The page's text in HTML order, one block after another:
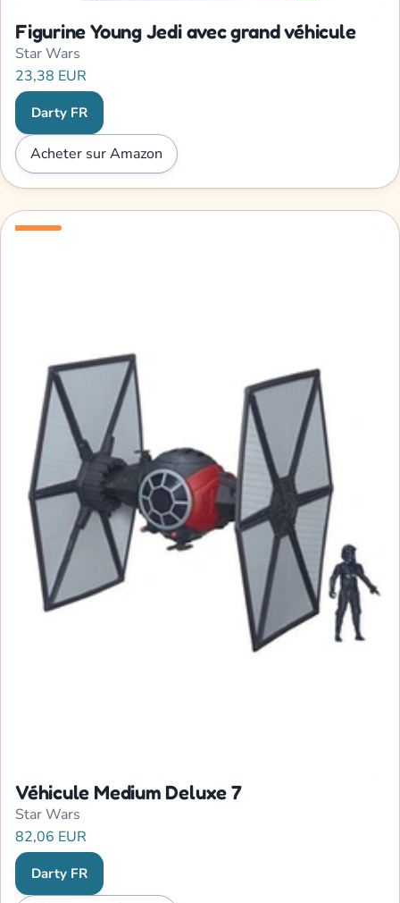
Figurine Young Jedi avec grand véhicule
Star Wars
23,38 EUR
Darty FR
Acheter sur Amazon
Véhicule Medium Deluxe 7
Star Wars
82,06 EUR
Darty FR